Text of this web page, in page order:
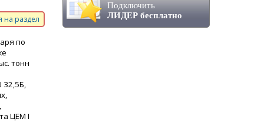
на раздел
по
тонн
32,5Б,
ЦЕМ I
Подключить
ЛИДЕР бесплатно